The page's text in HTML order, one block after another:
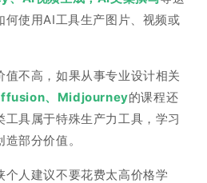
何使用AI工具生产图片、视频或
不高，如果从事专业设计相关
、Midjourney的课程还
具属于特殊生产力工具，学习
部分价值。
人建议不要花费太高价格学